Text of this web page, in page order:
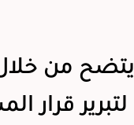
يتضح من
لتبرير قرار